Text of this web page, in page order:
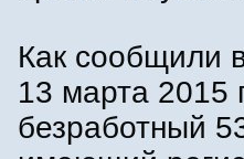
Как сообщили
13 марта 2015
безработный